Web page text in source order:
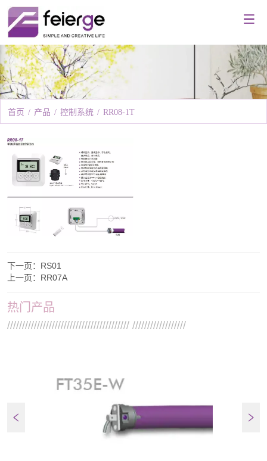
首页 / 产品 / 控制系统 / RR08-1T
下一页： RS01
上一页： RR07A
热门产品
///////////////////////////////////////// //////////////////